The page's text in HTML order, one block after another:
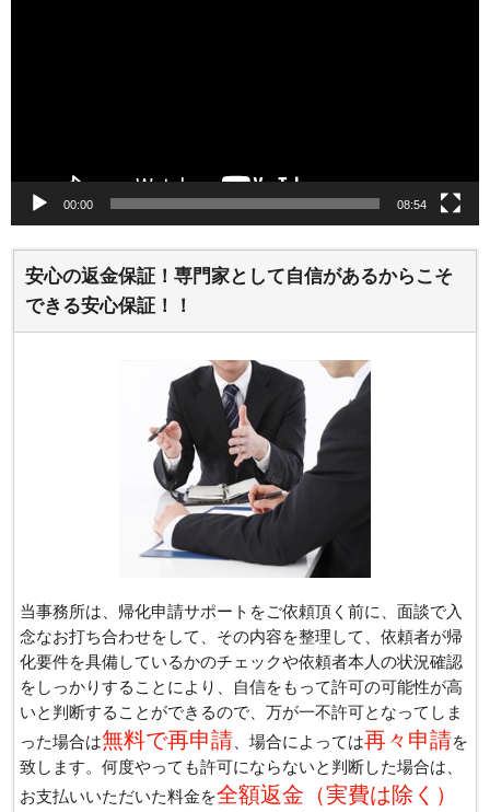
00:00 08:54
安心の返金保証！専門家として自信があるからこそ
できる安心保証！！
当事務所は、帰化申請サポートをご依頼頂く前に、面談で入
念なお打ち合わせをして、その内容を整理して、依頼者が帰
化要件を具備しているかのチェックや依頼者本人の状況確認
をしっかりすることにより、自信をもって許可の可能性が高
いと判断することができるので、万が一不許可となってしま
った場合は無料で再申請 、場合によっては再々申請を
致します。何度やっても許可にならないと判断した場合は、
お支払いいただいた料金を全額返金（実費は除く）